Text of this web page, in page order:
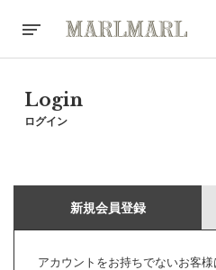
Login
ログイン
新規会員登録
アカウントをお持ちでないお客